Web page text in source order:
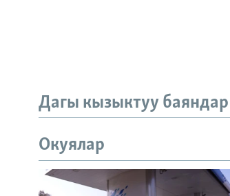
Дагы кызыктуу баяндар
Окуялар